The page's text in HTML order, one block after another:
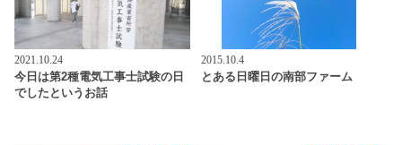
2021.10.24
今日は第2種電気工事士試験の日
でしたというお話
2015.10.4
とある日曜日の南部ファーム